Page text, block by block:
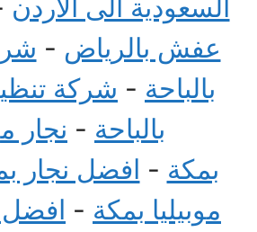
السعودية الى الاردن
عفش بالرياض -
بالباحة - شركة
بالباحة - نجار
بمكة - افضل نجار
موبيليا بمكة - افضل